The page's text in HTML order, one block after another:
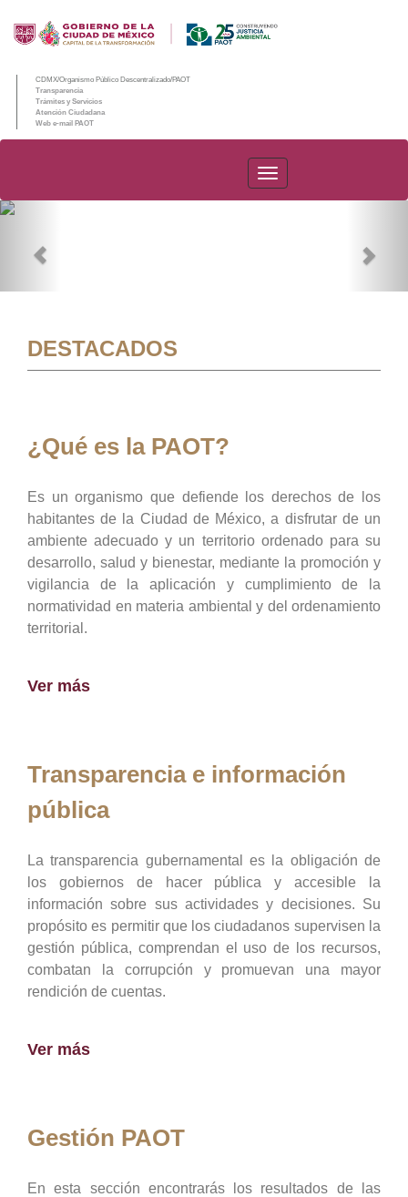
CDMX/Organismo Público Descentralizado/PAOT
Transparencia
Trámites y Servicios
Atención Ciudadana
Web e-mail PAOT
PAOT
DESTACADOS
¿Qué es la PAOT?
Es un organismo que defiende los derechos de los
habitantes de la Ciudad de México, a disfrutar de un
ambiente adecuado y un territorio ordenado para su
desarrollo, salud y bienestar, mediante la promoción y
vigilancia de la aplicación y cumplimiento de la
normatividad en materia ambiental y del ordenamiento
territorial.
Ver más
Transparencia e información
pública
La transparencia gubernamental es la obligación de
los gobiernos de hacer pública y accesible la
información sobre sus actividades y decisiones. Su
propósito es permitir que los ciudadanos supervisen la
gestión pública, comprendan el uso de los recursos,
combatan la corrupción y promuevan una mayor
rendición de cuentas.
Ver más
Gestión PAOT
En esta sección encontrarás los resultados de las